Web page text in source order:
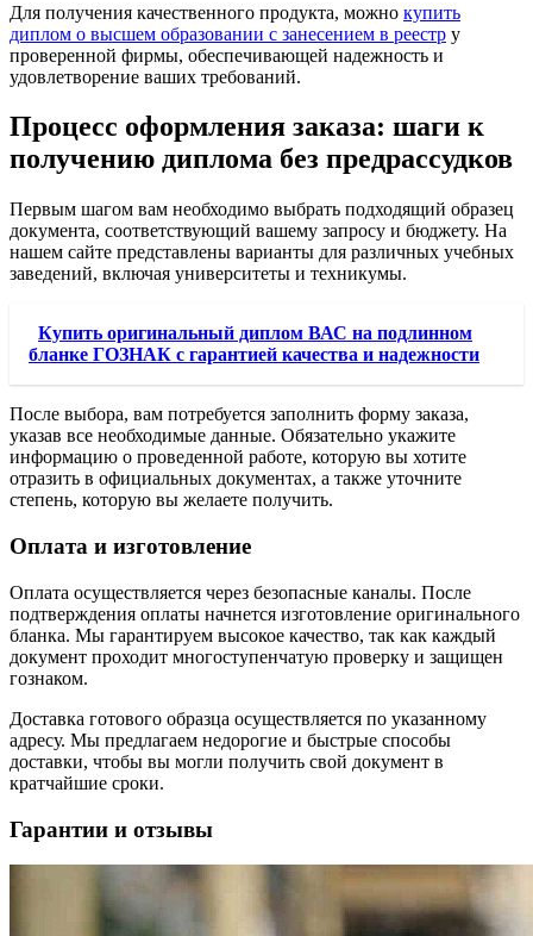
Для получения качественного продукта, можно купить
диплом о высшем образовании с занесением в реестр у
проверенной фирмы, обеспечивающей надежность и
удовлетворение ваших требований.
Процесс оформления заказа: шаги к
получению диплома без предрассудков
Первым шагом вам необходимо выбрать подходящий образец
документа, соответствующий вашему запросу и бюджету. На
нашем сайте представлены варианты для различных учебных
заведений, включая университеты и техникумы.
Купить оригинальный диплом ВАС на подлинном
бланке ГОЗНАК с гарантией качества и надежности
После выбора, вам потребуется заполнить форму заказа,
указав все необходимые данные. Обязательно укажите
информацию о проведенной работе, которую вы хотите
отразить в официальных документах, а также уточните
степень, которую вы желаете получить.
Оплата и изготовление
Оплата осуществляется через безопасные каналы. После
подтверждения оплаты начнется изготовление оригинального
бланка. Мы гарантируем высокое качество, так как каждый
документ проходит многоступенчатую проверку и защищен
гознаком.
Доставка готового образца осуществляется по указанному
адресу. Мы предлагаем недорогие и быстрые способы
доставки, чтобы вы могли получить свой документ в
кратчайшие сроки.
Гарантии и отзывы